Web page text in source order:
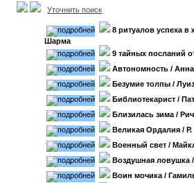
Уточнить поиск
8 ритуалов успеха
Шарма
9 тайных посланий
Автономность /
Безумие толпы /
Библиотекарист /
Близилась зима /
Великая Ордалия /
Военный свет /
Воздушная ловушка
Воин мочика /